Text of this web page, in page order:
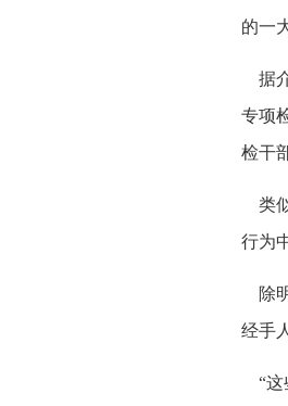
的一
据
专项
检干
类
行为
除
经手
“这